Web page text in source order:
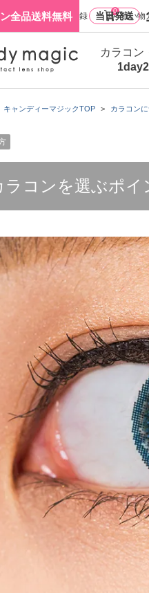
全品送料無料 当日発送
キャンディーマジックTOP カラコン
ラコンを選ぶポ
グイン・新規会員登録
0
買い物
カラコン
1day